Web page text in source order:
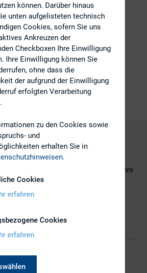
Digitalisierung, Investoren, IR-
Kompetenz
Externe Publikationen
wie Finanzanalysten, Händler und
die Auswertungen von
von Twitter-Analytics für ihre
nutzen.
finden Sie
können. Darüber hinaus
unten aufgelisteten technisch
Cookies, sofern Sie uns
Ankreuzen der
Checkboxen Ihre Einwilligung
Ihre Einwilligung können Sie
ohne dass die
der aufgrund der Einwilligung
erfolgten Verarbeitung
zu den Cookies sowie
und
erhalten Sie in
.
Cookies
erfahren
Cookies
erfahren